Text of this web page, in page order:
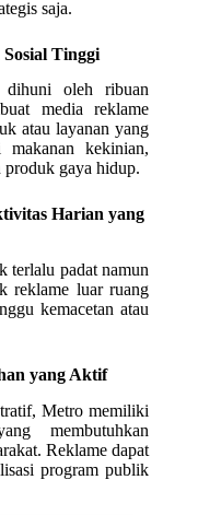
saja.
Tinggi
dihuni oleh ribuan
media reklame
atau layanan yang
makanan kekinian,
gaya hidup.
Harian yang
terlalu padat namun
reklame luar ruang
kemacetan atau
yang Aktif
Metro memiliki
membutuhkan
Reklame dapat
program publik